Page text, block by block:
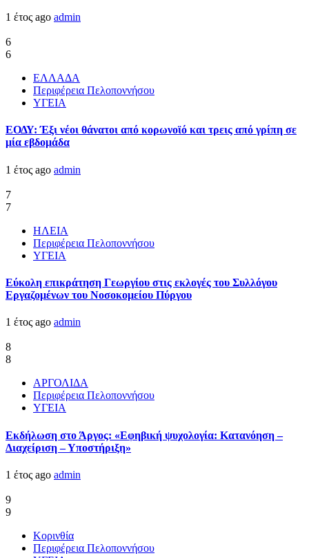
1 έτος ago admin
6
6
ΕΛΛΑΔΑ
Περιφέρεια Πελοποννήσου
ΥΓΕΙΑ
ΕΟΔΥ: Έξι νέοι θάνατοι από κορωνοϊό και τρεις από γρίπη σε
μία εβδομάδα
1 έτος ago admin
7
7
ΗΛΕΙΑ
Περιφέρεια Πελοποννήσου
ΥΓΕΙΑ
Εύκολη επικράτηση Γεωργίου στις εκλογές του Συλλόγου
Εργαζομένων του Νοσοκομείου Πύργου
1 έτος ago admin
8
8
ΑΡΓΟΛΙΔΑ
Περιφέρεια Πελοποννήσου
ΥΓΕΙΑ
Εκδήλωση στο Άργος: «Εφηβική ψυχολογία: Κατανόηση –
Διαχείριση – Υποστήριξη»
1 έτος ago admin
9
9
Κορινθία
Περιφέρεια Πελοποννήσου